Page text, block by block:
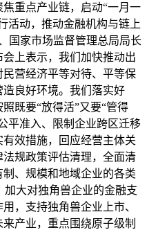
重点产业链，启动“一月一
活动，推动金融机构与链上
国家市场监督管理总局局长
上表示，我们加快推动出
营经济平等对待、平等保
良好环境。我们落实好
既要“放得活”又要“管得
平准入、限制企业跨区迁移
效措施，回应经营主体关
规政策评估清理，全面清
、规模和地域企业的各类
加大对独角兽企业的金融支
，支持独角兽企业上市、
产业，重点围绕原子级制